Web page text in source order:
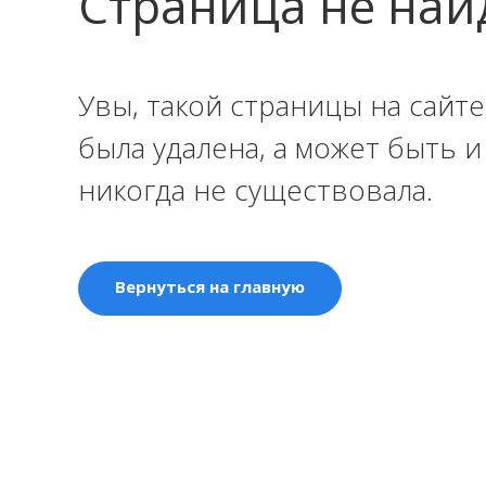
Увы, такой страницы на
была удалена, а может быть
никогда не существовала.
Вернуться на главную